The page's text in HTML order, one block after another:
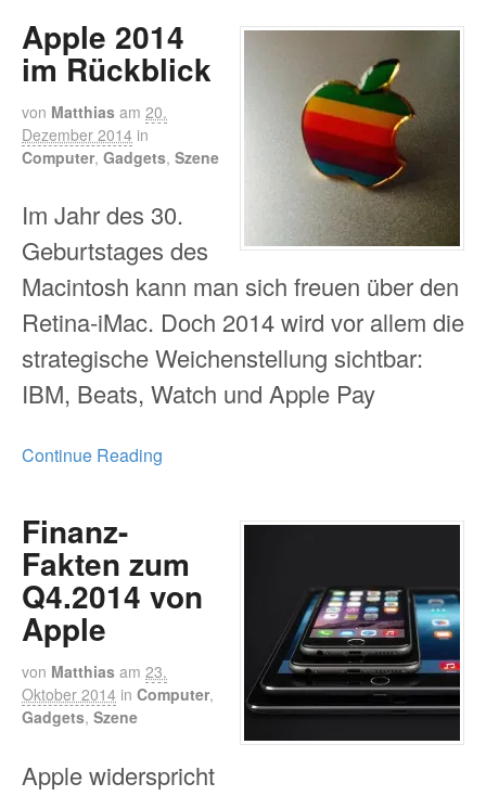
Apple 2014
im Rückblick
von Matthias am 20.
Dezember 2014 in
Computer, Gadgets, Szene
Im Jahr des 30.
Geburtstages des
Macintosh kann man sich freuen über den
Retina-iMac. Doch 2014 wird vor allem die
strategische Weichenstellung sichtbar:
IBM, Beats, Watch und Apple Pay
Continue Reading
Finanz-
Fakten zum
Q4.2014 von
Apple
von Matthias am 23.
Oktober 2014 in Computer,
Gadgets, Szene
Apple widerspricht